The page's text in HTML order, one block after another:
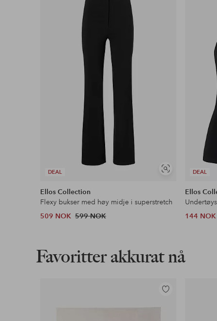
DEAL
Vis
Ellos Collection
Flexy bukser med høy midje i superstretch
509 NOK 599 NOK
DEAL
Ellos
144 NOK
Favoritter akkurat nå
Legg